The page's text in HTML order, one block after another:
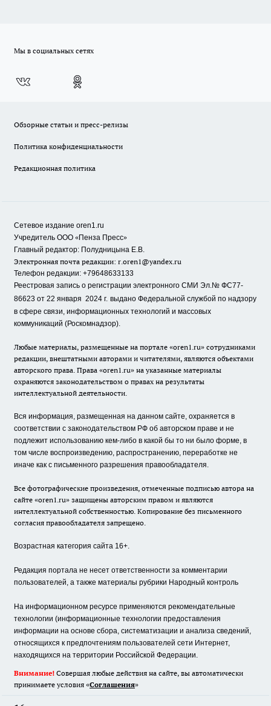
Мы в социальных сетях
Обзорные статьи и пресс-релизы
Политика конфиденциальности
Редакционная политика
Сетевое издание oren1.ru
Учредитель ООО «Пенза Пресс»
Главный редактор: Полудницына Е.В.
Электронная почта редакции: r.oren1@yandex.ru
Телефон редакции: +79648633133
Реестровая запись о регистрации электронного СМИ Эл.№ ФС77-
86623 от 22 января 2024 г. выдано Федеральной службой по надзору
в сфере связи, информационных технологий и массовых
коммуникаций (Роскомнадзор).
Любые материалы, размещенные на портале «oren1.ru» сотрудниками
редакции, внештатными авторами и читателями, являются объектами
авторского права. Права «oren1.ru» на указанные материалы
охраняются законодательством о правах на результаты
интеллектуальной деятельности.
Вся информация, размещенная на данном сайте, охраняется в
соответствии с законодательством РФ об авторском праве и не
подлежит использованию кем-либо в какой бы то ни было форме, в
том числе воспроизведению, распространению, переработке не
иначе как с письменного разрешения правообладателя.
Все фотографические произведения, отмеченные подписью автора на
сайте «oren1.ru» защищены авторским правом и являются
интеллектуальной собственностью. Копирование без письменного
согласия правообладателя запрещено.
Возрастная категория сайта 16+.
Редакция портала не несет ответственности за комментарии
пользователей, а также материалы рубрики Народный контроль
На информационном ресурсе применяются рекомендательные
технологии (информационные технологии предоставления
информации на основе сбора, систематизации и анализа сведений,
относящихся к предпочтениям пользователей сети Интернет,
находящихся на территории Российской Федерации.
Внимание! Совершая любые действия на сайте, вы автоматически
принимаете условия «Cоглашения»